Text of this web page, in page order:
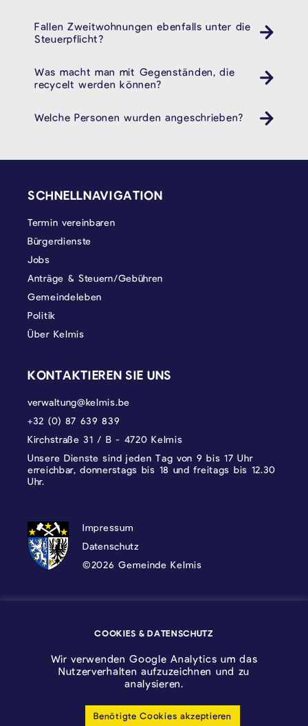
Fallen Zweitwohnungen ebenfalls unter die
Steuerpflicht?
Was macht man mit Gegenständen, die
recycelt werden können?
Welche Personen wurden angeschrieben?
SCHNELLNAVIGATION
Termin vereinbaren
Bürgerdienste
Jobs
Anträge & Steuern/Gebühren
Gemeindeleben
Politik
Über Kelmis
KONTAKTIEREN SIE UNS
verwaltung@kelmis.be
+32 (0) 87 639 839
Kirchstraße 31 / B - 4720 Kelmis
Unsere Dienste sind jeden Tag von 9 bis 17 Uhr
erreichbar, donnerstags bis 18 und freitags bis 12.30
Uhr.
DATENSCHUTZ, IMPRESSUM UND
Impressum
Datenschutz
©2026 Gemeinde Kelmis
Cookie-Einstellungen anpassen
COOKIES & DATENSCHUTZ
Wir verwenden Google Analytics um das
Nutzerverhalten aufzuzeichnen und zu
analysieren.
Benötigte Cookies akzeptieren